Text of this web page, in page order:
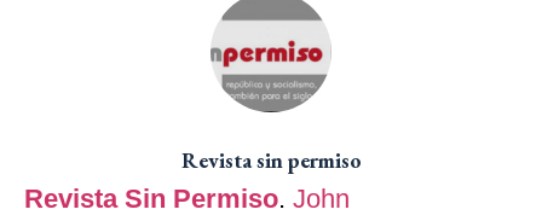
Revista sin permiso
Revista Sin Permiso. John